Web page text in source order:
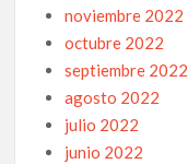
noviembre 2022
octubre 2022
septiembre 2022
agosto 2022
julio 2022
junio 2022